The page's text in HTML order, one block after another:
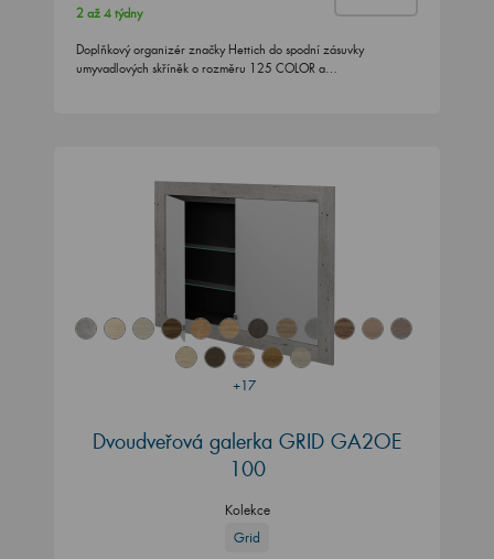
2 až 4 týdny
Doplňkový organizér značky Hettich do spodní zásuvky
umyvadlových skříněk o rozměru 125 COLOR a…
+17
Dvoudveřová galerka GRID GA2OE
100
Kolekce
Grid